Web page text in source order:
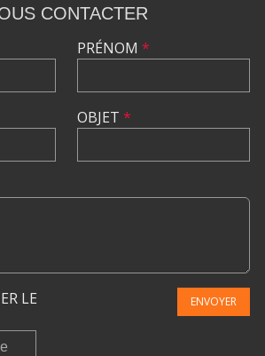
CONTACTER
PRÉNOM *
OBJET *
LE
ENVOYER